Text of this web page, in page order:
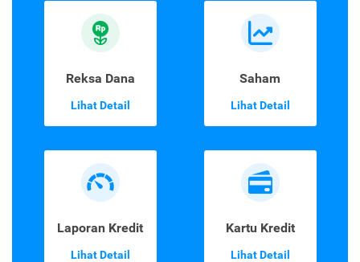
Reksa Dana
Lihat Detail
Saham
Lihat Detail
Laporan Kredit
Lihat Detail
Kartu Kredit
Lihat Detail